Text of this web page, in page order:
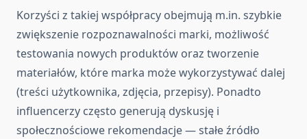
Korzyści z takiej współpracy obejmują m.in. szybkie
zwiększenie rozpoznawalności marki, możliwość
testowania nowych produktów oraz tworzenie
materiałów, które marka może wykorzystywać dalej
(treści użytkownika, zdjęcia, przepisy). Ponadto
influencerzy często generują dyskusję i
społecznościowe rekomendacje — stałe źródło